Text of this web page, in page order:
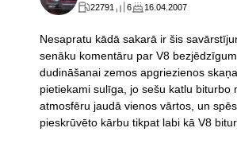
22791 6 16.04.2007
Nesapratu kādā sakarā ir šis
senāku komentāru par V8
dudināšanai zemos apgriezienos
pietiekami sulīga, jo sešu katlu biturbo
atmosfēru jaudā vienos vārtos, un
pieskrūvēto kārbu tikpat labi kā V8